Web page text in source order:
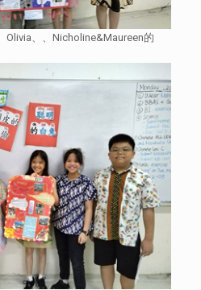
Olivia、、Nicholine&Maureen的